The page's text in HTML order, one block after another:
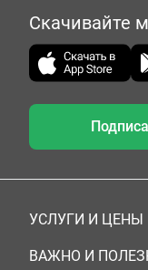
Скачивайте
УСЛУГИ И ЦЕНЫ
Анализы
ВАЖНО И